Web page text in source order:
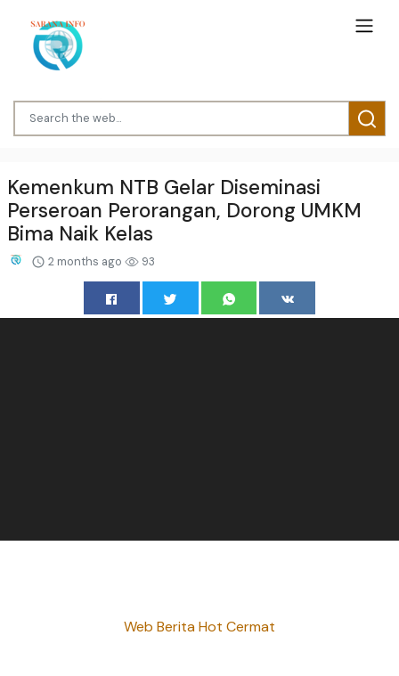
Kemenkum NTB Gelar Diseminasi
Perseroan Perorangan, Dorong UMKM
Bima Naik Kelas
2 months ago 93
Web Berita Hot Cermat